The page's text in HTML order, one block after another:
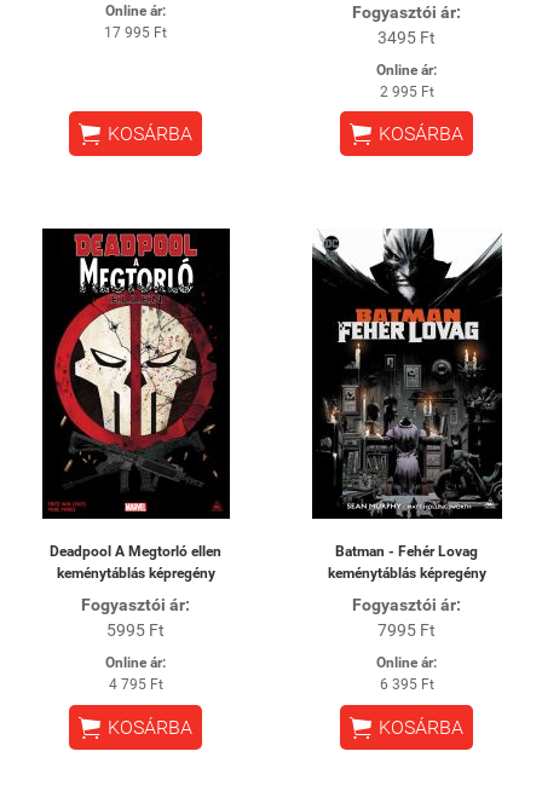
Online ár:
17 995 Ft
 KOSÁRBA
Fogyasztói ár:
3495 Ft
Online ár:
2 995 Ft
 KOSÁRBA
Deadpool A Megtorló ellen
keménytáblás képregény
Fogyasztói ár:
5995 Ft
Online ár:
4 795 Ft
 KOSÁRBA
Batman - Fehér Lovag
keménytáblás képregény
Fogyasztói ár:
7995 Ft
Online ár:
6 395 Ft
 KOSÁRBA